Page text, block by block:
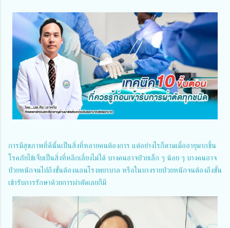
การมีสุขภาพที่ดีนั้นเป็นสิ่งที่หลายคนต้องการ แต่อย่างไรก็ตามเมื่ออายุมากขึ้น
โรคภัยไข้เจ็บเป็นสิ่งที่หลีกเลี่ยงไม่ได้ บางคนอาจป่วยเล็ก ๆ น้อย ๆ บางคนอาจ
ป่วยหนักจนไปถึงขั้นต้องนอนโรงพยาบาล หรือในบางรายป่วยหนักจนต้องถึงขั้น
เข้ารับการรักษาด้วยการผ่าตัดเลยก็มี